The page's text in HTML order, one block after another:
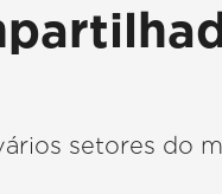
setores do